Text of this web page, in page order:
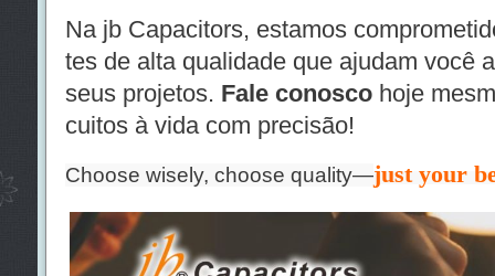
Na jb Capacitors, estamos
tes de alta qualidade que ajudam você
seus projetos. Fale conoscohoje
cuitos à vida com precisão!
Choose wisely, choose quality—just your